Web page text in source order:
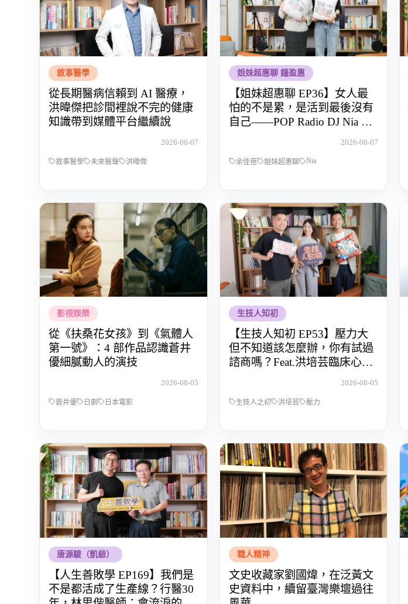
敘事醫學
從長期醫病信賴到 AI 醫療，
洪暐傑把診間裡說不完的健康
知識帶到媒體平台繼續說
2026-08-07
敘事醫學 未來醫聲 洪暐傑
姐妹超惠聊 鐘盈惠
【姐妹超惠聊 EP36】女人最
怕的不是累，是活到最後沒有
自己——POP Radio DJ Nia 余
2026-08-07
余佳蓓 姐妹超惠聊 Nia
影視娛樂
從《扶桑花女孩》到《氣體人
第一號》：4 部作品認識蒼井
優細膩動人的演技
2026-08-05
蒼井優 日劇 日本電影
生技人知初
【生技人知初 EP53】壓力大
但不知道該怎麼辦，你有試過
諮商嗎？Feat.洪培芸臨床心理
2026-08-05
生技人之初 洪培芸 壓力
唐源駿（凱爺）
【人生善敗學 EP169】我們是
不是都活成了生產線？行醫30
職人精神
文史收藏家劉國煒，在泛黃文
史資料中，續留臺灣樂壇過往